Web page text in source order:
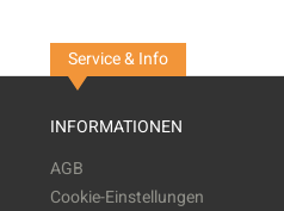
Service & Info
INFORMATIONEN
AGB
Cookie-Einstellungen